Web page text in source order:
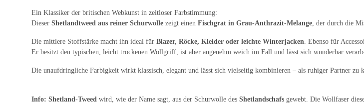
Ein Klassiker der britischen Webkunst in zeitloser Farbstimmung:
Dieser Shetlandtweed aus reiner Schurwolle zeigt einen Fischgrat in Grau-Anthrazit-Melange , der durch die
Die mittlere Stoffstärke macht ihn ideal für Blazer, Röcke, Kleider oder leichte Winterjacken . Ebenso für
Er besitzt den typischen, leicht trockenen Wollgriff, ist aber angenehm weich im Fall und lässt sich wunderbar
Die unaufdringliche Farbigkeit wirkt klassisch, elegant und lässt sich vielseitig kombinieren – als ruhiger Partner zu
Info: Shetland-Tweed wird, wie der Name sagt, aus der Schurwolle des Shetlandschafs gewebt. Die Wollfaser